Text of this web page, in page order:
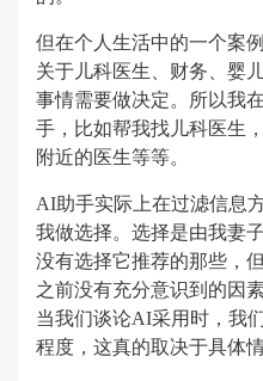
但在个人生活中的一个案
关于儿科医生、财务、婴
事情需要做决定。所以我
手，比如帮我找儿科医生
附近的医生等等。
AI助手实际上在过滤信息
我做选择。选择是由我妻
没有选择它推荐的那些，
之前没有充分意识到的
当我们谈论AI采用时，我
程度，这真的取决于具体情